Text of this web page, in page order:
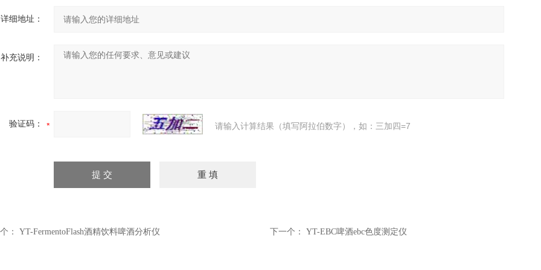
详细地址：
补充说明：
验证码： 请输入计算结果（填写阿拉伯数字），如：三加四=7
： YT-FermentoFlash酒精饮料啤酒分析仪 下一个： YT-EBC啤酒ebc色度测定仪